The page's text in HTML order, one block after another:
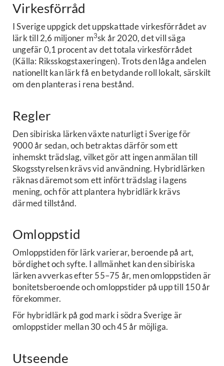
Virkesförråd
I Sverige uppgick det uppskattade virkesförrådet av
lärk till 2,6 miljoner m3sk år 2020, det vill säga
ungefär 0,1 procent av det totala virkesförrådet
(Källa: Riksskogstaxeringen). Trots den låga andelen
nationellt kan lärk få en betydande roll lokalt, särskilt
om den planteras i rena bestånd.
Regler
Den sibiriska lärken växte naturligt i Sverige för
9000 år sedan, och betraktas därför som ett
inhemskt trädslag, vilket gör att ingen anmälan till
Skogsstyrelsen krävs vid användning. Hybridlärken
räknas däremot som ett infört trädslag i lagens
mening, och för att plantera hybridlärk krävs
därmed tillstånd.
Omloppstid
Omloppstiden för lärk varierar, beroende på art,
bördighet och syfte. I allmänhet kan den sibiriska
lärken avverkas efter 55–75 år, men omloppstiden är
bonitetsberoende och omloppstider på upp till 150 år
förekommer.
För hybridlärk på god mark i södra Sverige är
omloppstider mellan 30 och 45 år möjliga.
Utseende